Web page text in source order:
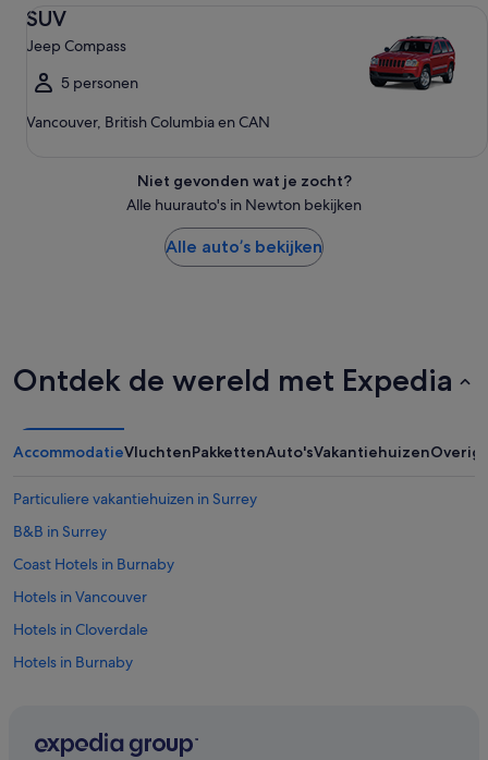
SUV
Jeep Compass
5 personen
Vancouver, British Columbia en CAN
Niet gevonden wat je zocht?
Alle huurauto's in Newton bekijken
Alle auto’s bekijken
Ontdek de wereld met Expedia
AccommodatieVluchtenPakkettenAuto'sVakantiehuizenOverig
Particuliere vakantiehuizen in Surrey
B&B in Surrey
Coast Hotels in Burnaby
Hotels in Vancouver
Hotels in Cloverdale
Hotels in Burnaby